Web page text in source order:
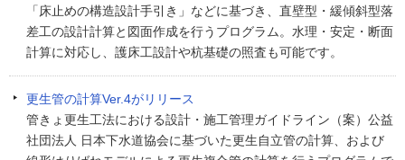
「床止めの構造設計手引き」などに基づき、直壁型・緩傾斜型落
差工の設計計算と図面作成を行うプログラム。水理・安定・断面
計算に対応し、護床工設計や杭基礎の照査も可能です。
更生管の計算Ver.4がリリース
管きょ更生工法における設計・施工管理ガイドライン（案）公益
社団法人 日本下水道協会に基づいた更生自立管の計算、および